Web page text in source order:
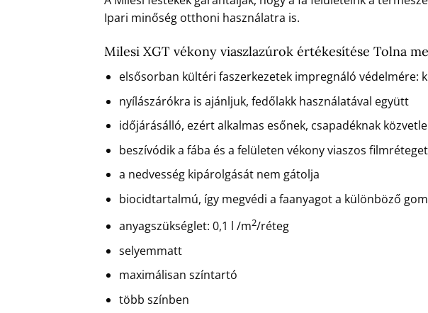
Ipari minőség otthoni használatra is.
Milesi XGT vékony viaszlazúrok értékesítése Tolna
elsősorban kültéri faszerkezetek impregnáló védelmére:
nyílászárókra is ajánljuk, fedőlakk használatával együtt
időjárásálló, ezért alkalmas esőnek, csapadéknak
beszívódik a fába és a felületen vékony viaszos
a nedvesség kipárolgását nem gátolja
biocidtartalmú, így megvédi a faanyagot a különböző
anyagszükséglet: 0,1 l /m2/réteg
selyemmatt
maximálisan színtartó
több színben